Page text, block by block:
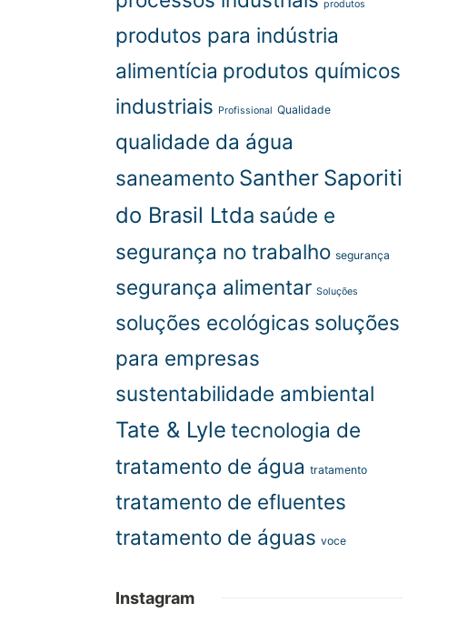
produtos
produtos para indústria
alimentícia produtos químicos
industriais Profissional Qualidade
qualidade da água
saneamento Santher Saporiti
do Brasil Ltda saúde e
segurança no trabalho segurança
segurança alimentar Soluções
soluções ecológicas soluções
para empresas
sustentabilidade ambiental
Tate & Lyle tecnologia de
tratamento de água tratamento
tratamento de efluentes
tratamento de águas voce
Instagram